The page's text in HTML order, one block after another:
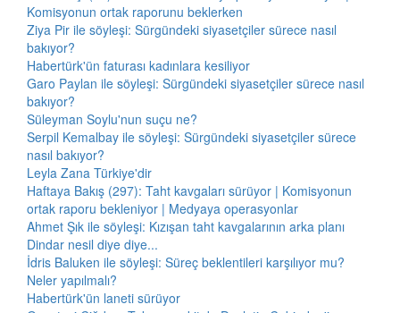
Komisyonun ortak raporunu beklerken
Ziya Pir ile söyleşi: Sürgündeki siyasetçiler sürece nasıl
bakıyor?
Habertürk'ün faturası kadınlara kesiliyor
Garo Paylan ile söyleşi: Sürgündeki siyasetçiler sürece nasıl
bakıyor?
Süleyman Soylu'nun suçu ne?
Serpil Kemalbay ile söyleşi: Sürgündeki siyasetçiler sürece
nasıl bakıyor?
Leyla Zana Türkiye'dir
Haftaya Bakış (297): Taht kavgaları sürüyor | Komisyonun
ortak raporu bekleniyor | Medyaya operasyonlar
Ahmet Şık ile söyleşi: Kızışan taht kavgalarının arka planı
Dindar nesil diye diye...
İdris Baluken ile söyleşi: Süreç beklentileri karşılıyor mu?
Neler yapılmalı?
Habertürk'ün laneti sürüyor